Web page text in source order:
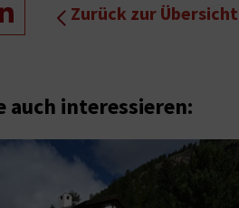
Zurück zur Übersicht
auch interessieren: